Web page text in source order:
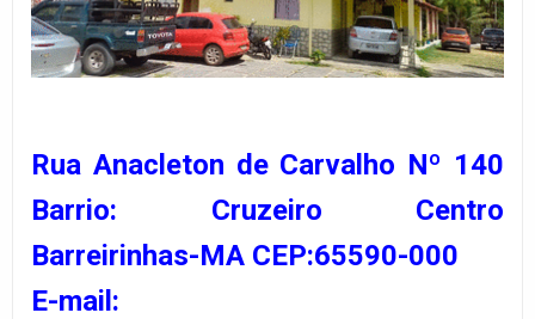
Rua Anacleton de Carvalho Nº 140
Barrio: Cruzeiro Centro
Barreirinhas-MA CEP:65590-000
E-mail: